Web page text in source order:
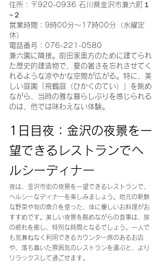
住所：〒920-0936 石川県金沢市兼六町１
−２
営業時間：9時00分～17時00分（水曜定
休）
電話番号：076-221-0580
兼六園に隣接。前田家奥方のために建てられ
た歴史的建造物で、夏の暑さを忘れさせてく
れるような涼やかな空間が広がる。特に、美
しい庭園「飛鶴庭（ひかくのてい）」を眺め
ながら、当時の雅な暮らしぶりを感じられる
のは、他では味わえない体験。
1日目夜：金沢の夜景を一
望できるレストランでヘ
ルシーディナー
夜は、金沢市街の夜景を一望できるレストランで、
ヘルシーなディナーを楽しみましょう。地元の新鮮
な野菜や旬の魚介を使った、体に優しいお料理がお
すすめです。美しい夜景を眺めながらの食事は、旅
の疲れを癒し、特別な時間となるでしょう。一人で
も気兼ねなく利用できるカウンター席のあるお店
や、落ち着いた雰囲気のレストランを選ぶと、より
リラックスして過ごせます。